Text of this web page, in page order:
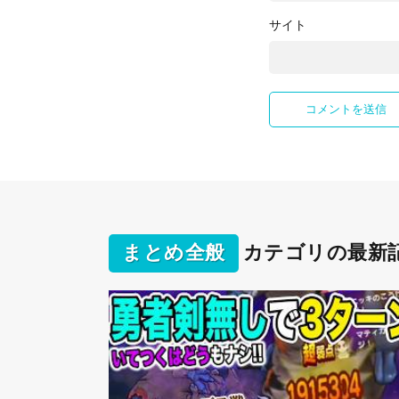
サイト
まとめ全般 カテゴリの最新